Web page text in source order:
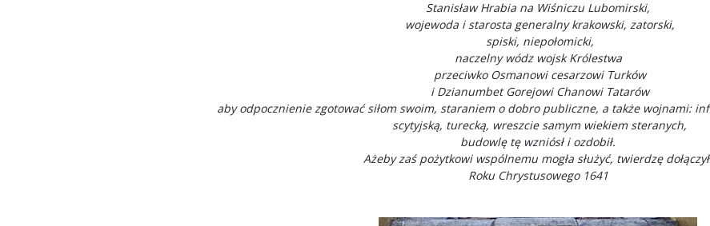
Stanisław Hrabia na Wiśniczu Lubomirski,
wojewoda i starosta generalny krakowski, zatorski,
spiski, niepołomicki,
naczelny wódz wojsk Królestwa
przeciwko Osmanowi cesarzowi Turków
i Dzianumbet Gorejowi Chanowi Tatarów
aby odpocznienie zgotować siłom swoim, staraniem o dobro publiczne, a także wojnami:
scytyjską, turecką, wreszcie samym wiekiem steranych,
budowlę tę wzniósł i ozdobił.
Ażeby zaś pożytkowi wspólnemu mogła służyć, twierdzę
Roku Chrystusowego 1641